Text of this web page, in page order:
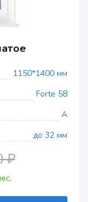
1150*1400 мм
Forte 58
A
до 32 мм
₽